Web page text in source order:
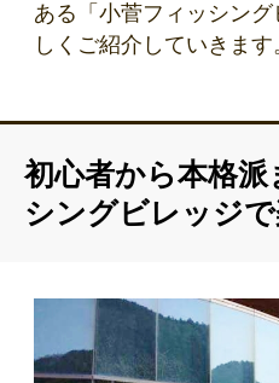
ある「小菅フィッシン
しくご紹介していきます
初心者から本格
シングビレッジ